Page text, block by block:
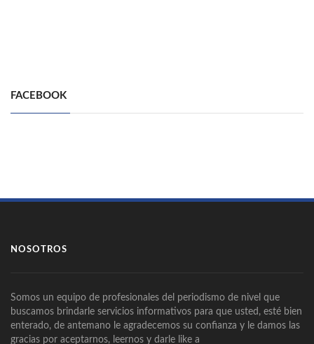
FACEBOOK
NOSOTROS
Somos un equipo de profesionales del periodismo de nivel que
buscamos brindarle servicios informativos para que usted, esté bien
enterado, de antemano le agradecemos su confianza y le damos las
gracias por aceptarnos, leernos y darle like a